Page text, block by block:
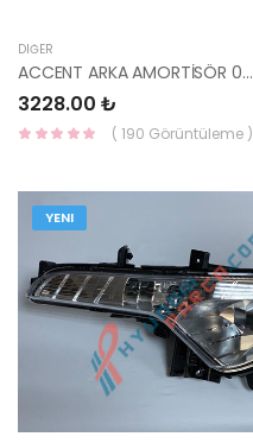
DIĞER
ACCENT ARKA AMORTİSÖR 00-06 SOL 55351-25000-YS
3228.00 ₺
( 190 Görüntüleme )
YENI